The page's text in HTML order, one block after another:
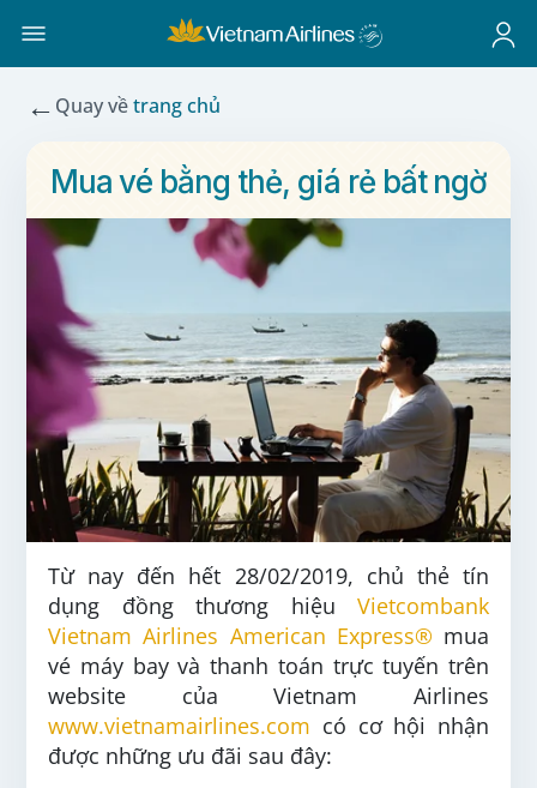
← Quay vềtrang chủ
Mua vé bằng thẻ, giá rẻ bất ngờ
Từ nay đến hết 28/02/2019, chủ thẻ tín
dụng đồng thương hiệu Vietcombank
Vietnam Airlines American Express® mua
vé máy bay và thanh toán trực tuyến trên
website của Vietnam Airlines
www.vietnamairlines.com có cơ hội nhận
được những ưu đãi sau đây: